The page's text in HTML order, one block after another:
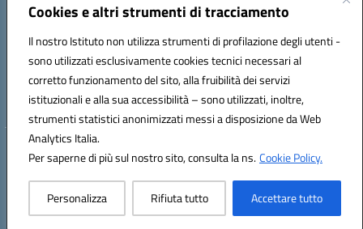
Cookies e altri strumenti di tracciamento
Il nostro Istituto non utilizza strumenti di profilazione degli utenti -
sono utilizzati esclusivamente cookies tecnici necessari al
corretto funzionamento del sito, alla fruibilità dei servizi
istituzionali e alla sua accessibilità – sono utilizzati, inoltre,
strumenti statistici anonimizzati messi a disposizione da Web
Analytics Italia.
Per saperne di più sul nostro sito, consulta la ns.Cookie Policy.
Personalizza Rifiuta tutto Accettare tutto
Indirizzo:Via Carducci Settimo San Pietro (CA)
Posta elettronica certificata (PEC):CAIC84700T@pec.istruzione.it
Codice fiscale: 92105840927
Codice meccanografico: CAIC84700T
Hosting & Powered by 3D Solution S.r.l.
Concept & Design by Designers Italia